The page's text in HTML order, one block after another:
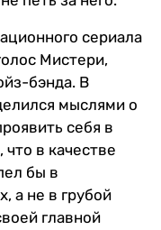
сериала
Мистери,
бэнда. В
мыслями о
себя в
в качестве
бы в
а не в грубой
главной